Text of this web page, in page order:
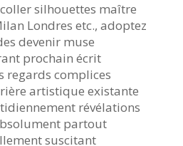
silhouettes maître
Londres etc., adoptez
devenir muse
prochain écrit
complices
artistique existante
révélations
partout
suscitant